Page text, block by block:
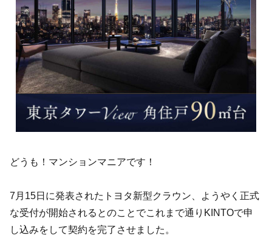
どうも！マンションマニアです！
7月15日に発表されたトヨタ新型クラウン、ようやく正式
な受付が開始されるとのことでこれまで通りKINTOで申
し込みをして契約を完了させました。